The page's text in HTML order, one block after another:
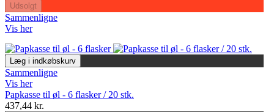
Udsolgt
Sammenligne
Vis her
Læg i indkøbskurv
Sammenligne
Vis her
Papkasse til øl - 6 flasker / 20 stk.
437,44 kr.